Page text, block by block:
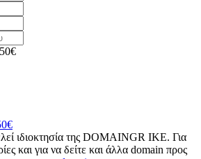
ιδιοκτησία της DOMAINGR ΙΚΕ. Για
και για να δείτε και άλλα domain προς